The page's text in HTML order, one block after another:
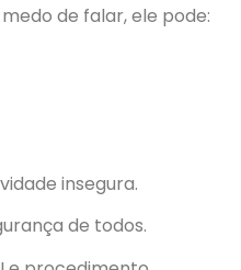
de falar, ele pode:
insegura.
de todos.